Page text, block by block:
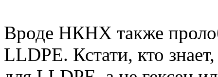
Вроде НКНХ также
LLDPE. Кстати, кто